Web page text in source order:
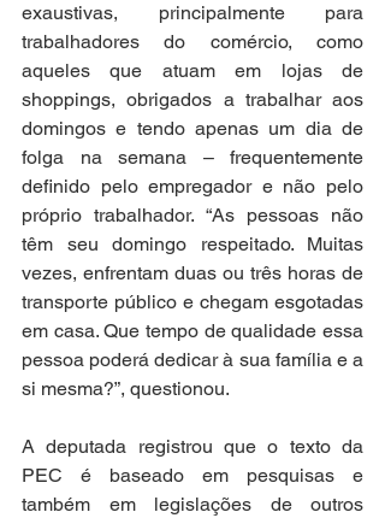
exaustivas, principalmente para
trabalhadores do comércio, como
aqueles que atuam em lojas de
shoppings, obrigados a trabalhar aos
domingos e tendo apenas um dia de
folga na semana – frequentemente
definido pelo empregador e não pelo
próprio trabalhador. “As pessoas não
têm seu domingo respeitado. Muitas
vezes, enfrentam duas ou três horas de
transporte público e chegam esgotadas
em casa. Que tempo de qualidade essa
pessoa poderá dedicar à sua família e a
si mesma?”, questionou.
A deputada registrou que o texto da
PEC é baseado em pesquisas e
também em legislações de outros